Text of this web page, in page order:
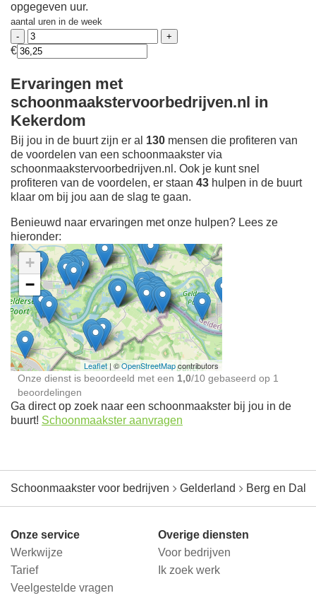
opgegeven uur.
aantal uren in de week
€
Ervaringen met
schoonmaakstervoorbedrijven.nl in
Kekerdom
Bij jou in de buurt zijn er al 130 mensen die profiteren van
de voordelen van een schoonmaakster via
schoonmaakstervoorbedrijven.nl. Ook je kunt snel
profiteren van de voordelen, er staan 43 hulpen in de buurt
klaar om bij jou aan de slag te gaan.
Benieuwd naar ervaringen met onze hulpen? Lees ze
hieronder:
Ontdek meer ervaringen
Schoonmaakster bij
jou in de buurt
+
−
Leaflet | ©OpenStreetMapcontributors
Onze dienst is beoordeeld met een 1,0/10 gebaseerd op 1
beoordelingen
Ga direct op zoek naar een schoonmaakster bij jou in de
buurt! Schoonmaakster aanvragen
Schoonmaakster voor bedrijven Gelderland Berg en Dal
Onze service
Werkwijze
Tarief
Veelgestelde vragen
Overige diensten
Voor bedrijven
Ik zoek werk